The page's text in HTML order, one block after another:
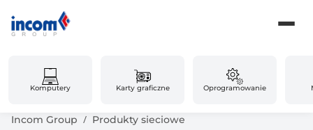
Komputery Karty graficzne Oprogramowanie
Incom Group Produkty sieciowe